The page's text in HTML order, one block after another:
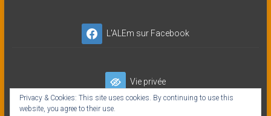
L'ALEm sur Facebook
Vie privée
Privacy & Cookies: This site uses cookies. By continuing to use this
website, you agree to their use.